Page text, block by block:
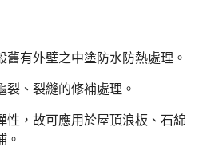
舊有外壁之中塗防水防熱處理。
裂、裂縫的修補處理。
性，故可應用於屋頂浪板、石綿
。